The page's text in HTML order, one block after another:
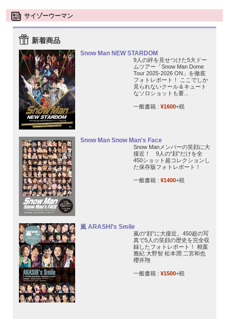
サイゾーウーマン
新着商品
Snow Man NEW STARDOM
9人の絆を見せつけた5大ドー
ムツアー「Snow Man Dome
Tour 2025-2026 ON」を徹底
フォトレポート！ ここでしか
見られないクール＆キュート
なソロショットも要...
一般書籍 : ¥1600+税
Snow Man Snow Man's Face
Snow Manメンバーの笑顔に大
接近！ 9人の“顔”だけを全
450ショット超コレクションし
た保存版フォトレポート！
一般書籍 : ¥1400+税
嵐 ARASHI’s Smile
嵐の“顔”に大接近。450超の写
真で5人の笑顔の歴史を完全収
録したフォトレポート！ 相葉
雅紀 大野智 松本潤 二宮和也
櫻井翔
一般書籍 : ¥1500+税